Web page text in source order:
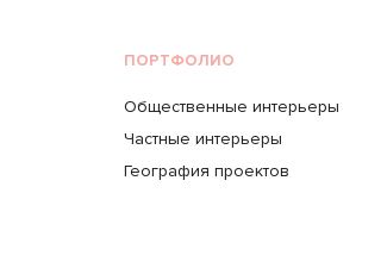
ПОРТФОЛИО
Общественные интерьеры
Частные интерьеры
География проектов